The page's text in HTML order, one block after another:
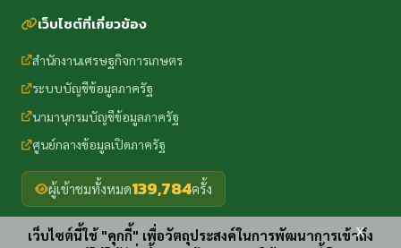
เว็บไซต์ที่เกี่ยวข้อง
สำนักงานเศรษฐกิจการเกษตร
ระบบบัญชีข้อมูลภาครัฐ
นามานุกรมบัญชีข้อมูลภาครัฐ
ศูนย์กลางข้อมูลเปิดภาครัฐ
ผู้เข้าชมทั้งหมด139,784ครั้ง
เว็บไซต์นี้ใช้ "คุกกี้" เพื่อวัตถุประสงค์ในการพัฒนาการเข้าถึง
x